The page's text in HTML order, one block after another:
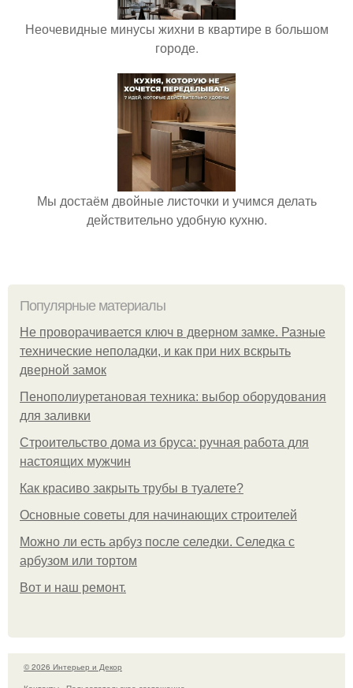
Неочевидные минусы жихни в квартире в большом
городе.
Мы достаём двойные листочки и учимся делать
действительно удобную кухню.
Популярные материалы
Не проворачивается ключ в дверном замке. Разные
технические неполадки, и как при них вскрыть
дверной замок
Пенополиуретановая техника: выбор оборудования
для заливки
Строительство дома из бруса: ручная работа для
настоящих мужчин
Как красиво закрыть трубы в туалете?
Основные советы для начинающих строителей
Можно ли есть арбуз после селедки. Селедка с
арбузом или тортом
Boт и наш ремoнт.
© 2026 Интерьер и Декор